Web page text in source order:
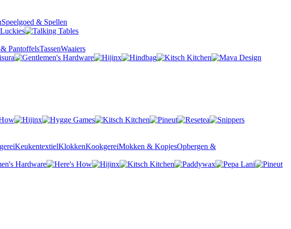
Speelgoed & Spellen
PantoffelsTassenWaaiers
KeukentextielKlokkenKookgereiMokken & KopjesOpbergen &